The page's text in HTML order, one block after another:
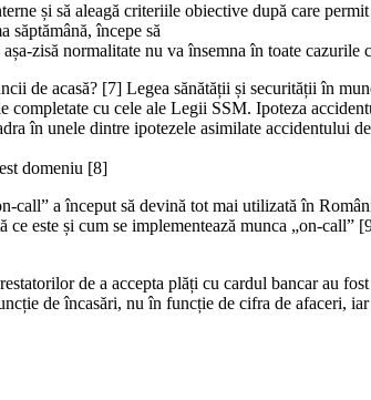
și să aleagă criteriile obiective după care
începe să
zisă normalitate nu va însemna în toate
de acasă? [7] Legea sănătății și securității în
cu cele ale Legii SSM. Ipoteza
în unele dintre ipotezele asimilate accidentului
domeniu [8]
a început să devină tot mai utilizată în
este și cum se implementează munca „on-call”
de a accepta plăți cu cardul bancar au
de încasări, nu în funcție de cifra de afaceri,